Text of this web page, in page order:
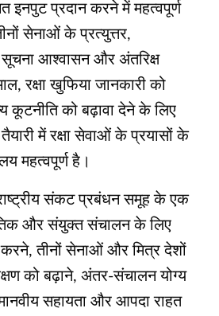
इनपुट प्रदान करने में महत्वपूर्ण
सेनाओं के प्रत्युत्तर,
सूचना आश्वासन और अंतरिक्ष
रक्षा खुफिया जानकारी को
को बढ़ावा देने के लिए
में रक्षा सेवाओं के प्रयासों के
महत्वपूर्ण है।
संकट प्रबंधन समूह के एक
और संयुक्त संचालन के लिए
करने, तीनों सेनाओं और मित्र देशों
को बढ़ाने, अंतर-संचालन योग्य
सहायता और आपदा राहत